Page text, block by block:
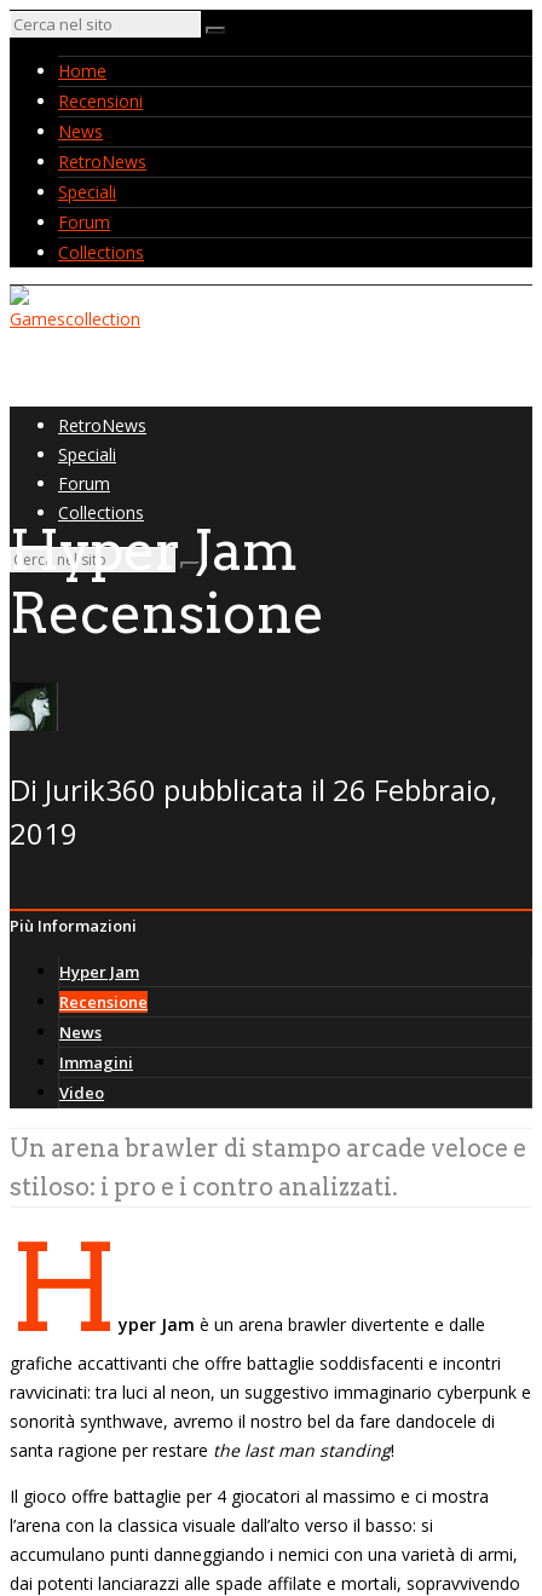
Home
Recensioni
News
RetroNews
Speciali
Forum
Collections
RetroNews
Speciali
Forum
Collections
Hyper Jam
Recensione
Di Jurik360 pubblicata il 26 Febbraio,
2019
Più Informazioni
Hyper Jam
Recensione
News
Immagini
Video
Un arena brawler di stampo arcade veloce e
stiloso: i pro e i contro analizzati.
Hyper Jam è un arena brawler divertente e dalle
grafiche accattivanti che offre battaglie soddisfacenti e incontri
ravvicinati: tra luci al neon, un suggestivo immaginario cyberpunk e
sonorità synthwave, avremo il nostro bel da fare dandocele di
santa ragione per restare the last man standing!
Il gioco offre battaglie per 4 giocatori al massimo e ci mostra
l’arena con la classica visuale dall’alto verso il basso: si
accumulano punti danneggiando i nemici con una varietà di armi,
dai potenti lanciarazzi alle spade affilate e mortali, sopravvivendo